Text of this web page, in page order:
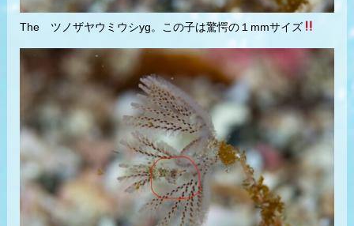
The ツノザヤウミウシyg。この子は驚愕の１mmサイズ